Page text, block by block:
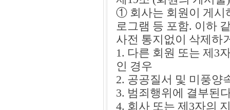
① 회사는 회원이 게시
로그램 등 포함. 이하
사전 통지없이 삭제하
1. 다른 회원 또는 제3
인 경우
2. 공공질서 및 미풍양
3. 범죄행위에 결부된
4. 회사 또는 제3자의